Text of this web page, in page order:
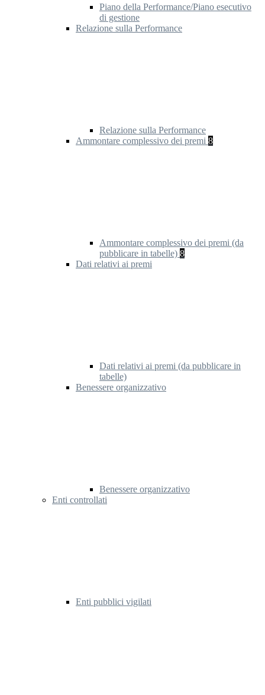
Piano della Performance/Piano esecutivo
di gestione
Relazione sulla Performance
Relazione sulla Performance
Ammontare complessivo dei premi 8
Ammontare complessivo dei premi (da
pubblicare in tabelle) 8
Dati relativi ai premi
Dati relativi ai premi (da pubblicare in
tabelle)
Benessere organizzativo
Benessere organizzativo
Enti controllati
Enti pubblici vigilati